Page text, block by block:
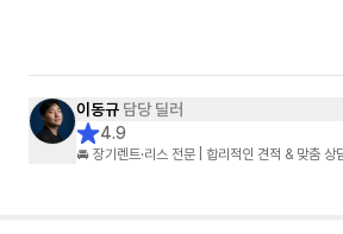
이동규 담당 딜러
4.9
🚘 장기렌트·리스 전문 | 합리적인 견적 & 맞춤 상